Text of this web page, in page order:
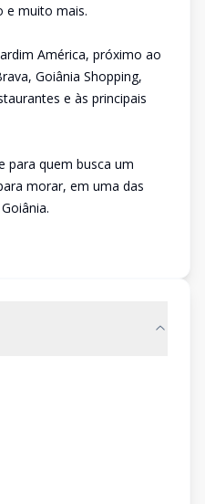
e muito mais.
América, próximo ao
Goiânia Shopping,
e às principais
para quem busca um
morar, em uma das